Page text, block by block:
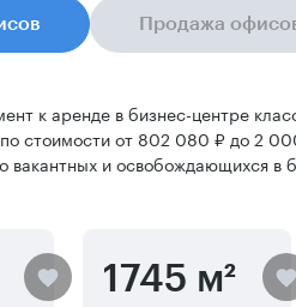
Продажа
к аренде в бизнес-центре
по стоимости от 802 080 ₽ до 2
вакантных и освобождающихся в
1745 м²